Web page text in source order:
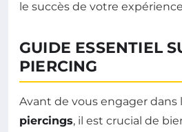
le succès de votre
GUIDE ESSENTIEL
PIERCING
Avant de vous engager dans
piercings, il est crucial de